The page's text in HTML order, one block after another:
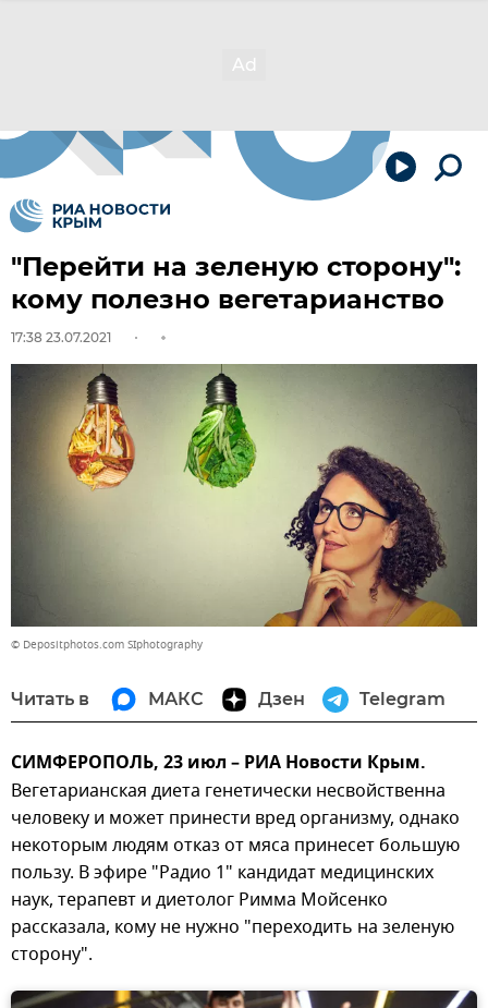
"Перейти на зеленую сторону":
кому полезно вегетарианство
17:38 23.07.2021
© Depositphotos.com SIphotography
Читать в МАКС Дзен Telegram
СИМФЕРОПОЛЬ, 23 июл – РИА Новости Крым.
Вегетарианская диета генетически несвойственна
человеку и может принести вред организму, однако
некоторым людям отказ от мяса принесет большую
пользу. В эфире "Радио 1" кандидат медицинских
наук, терапевт и диетолог Римма Мойсенко
рассказала, кому не нужно "переходить на зеленую
сторону".